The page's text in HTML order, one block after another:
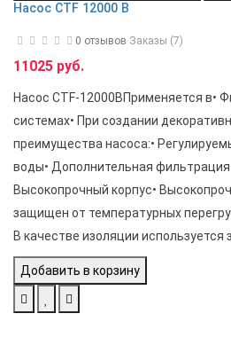
Насос CTF 12000 B
0 отзывов Заказы (7)
11025 руб.
Насос CTF-12000BПрименяется в•
системах• При создании
преимущества насоса:•
воды• Дополнительная фильтрация
Высокопрочный корпус•
защищен от температурных
В качестве изоляции используется
Добавить в корзину